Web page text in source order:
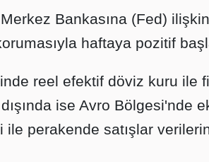
Bankasına (Fed)
haftaya pozitif
reel efektif döviz kuru ile
ise Avro Bölgesi'nde
ile perakende satışlar